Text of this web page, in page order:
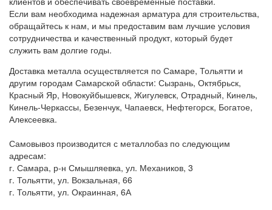
Если вам необходима надежная арматура для строительства,
обращайтесь к нам, и мы предоставим вам лучшие условия
сотрудничества и качественный продукт, который будет
служить вам долгие годы.
Доставка металла осуществляется по Самаре, Тольятти и
другим городам Самарской области: Сызрань, Октябрьск,
Красный Яр, Новокуйбышевск, Жигулевск, Отрадный, Кинель,
Кинель-Черкассы, Безенчук, Чапаевск, Нефтегорск, Богатое,
Алексеевка.
Самовывоз производится с металлобаз по следующим
адресам:
г. Самара, р-н Смышляевка, ул. Механиков, 3
г. Тольятти, ул. Вокзальная, 66
г. Тольятти, ул. Окраинная, 6А